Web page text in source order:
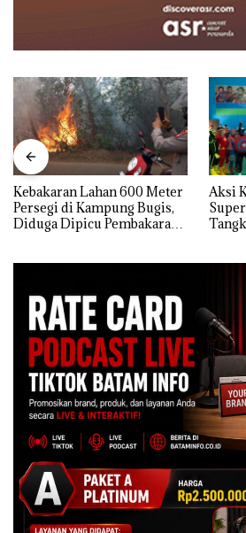
Kebakaran Lahan 600 Meter
Persegi di Kampung Bugis,
Diduga Dipicu Pembakaran
Aksi